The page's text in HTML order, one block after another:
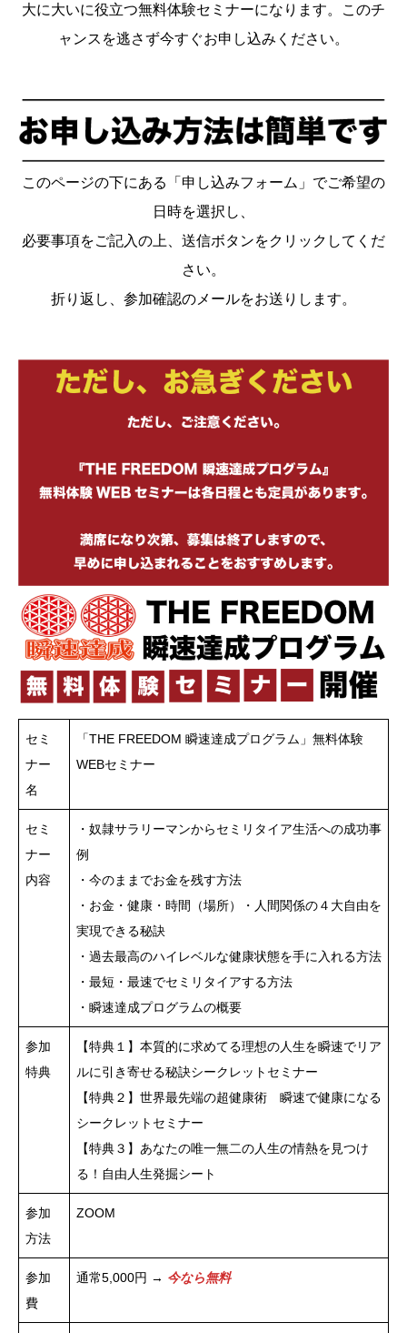
大に大いに役立つ無料体験セミナーになります。このチ
ャンスを逃さず今すぐお申し込みください。
このページの下にある「申し込みフォーム」でご希望の
日時を選択し、
必要事項をご記入の上、送信ボタンをクリックしてくだ
さい。
折り返し、参加確認のメールをお送りします。
セミ
ナー
名
「THE FREEDOM 瞬速達成プログラム」無料体験
WEBセミナー
セミ
ナー
内容
・奴隷サラリーマンからセミリタイア生活への成功事
例
・今のままでお金を残す方法
・お金・健康・時間（場所）・人間関係の４大自由を
実現できる秘訣
・過去最高のハイレベルな健康状態を手に入れる方法
・最短・最速でセミリタイアする方法
・瞬速達成プログラムの概要
参加
特典
【特典１】本質的に求めてる理想の人生を瞬速でリア
ルに引き寄せる秘訣シークレットセミナー
【特典２】世界最先端の超健康術 瞬速で健康になる
シークレットセミナー
【特典３】あなたの唯一無二の人生の情熱を見つけ
る！自由人生発掘シート
参加
方法
ZOOM
参加
費
通常5,000円 → 今なら無料